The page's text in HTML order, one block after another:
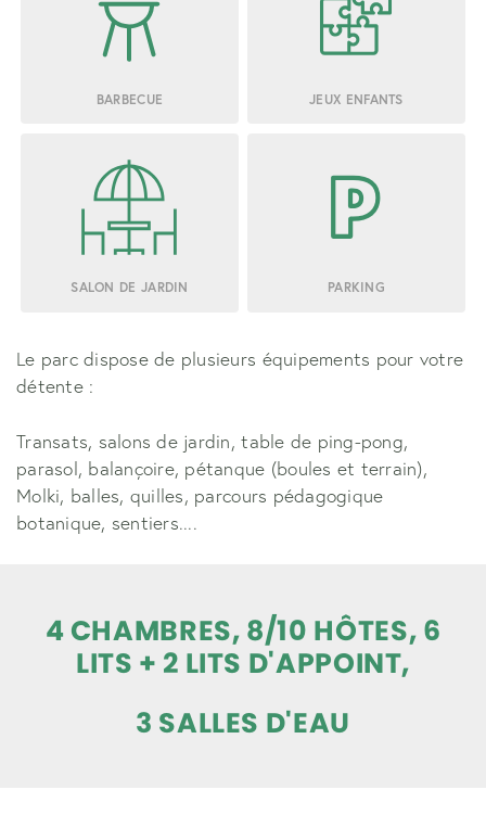
BARBECUE JEUX ENFANTS
SALON DE JARDIN PARKING
Le parc dispose de plusieurs équipements pour votre
détente :
Transats, salons de jardin, table de ping-pong,
parasol, balançoire, pétanque (boules et terrain),
Molki, balles, quilles, parcours pédagogique
botanique, sentiers....
4 CHAMBRES, 8/10 HÔTES, 6
LITS + 2 LITS D'APPOINT,
3 SALLES D'EAU